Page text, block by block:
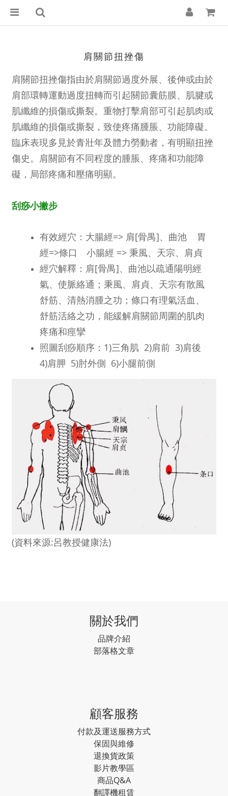
肩關節扭挫傷
肩關節扭挫傷指由於肩關節過度外展、後伸或由於
肩部環轉運動過度扭轉而引起關節囊筋膜、肌腱或
肌纖維的損傷或撕裂。重物打擊肩部可引起肌肉或
肌纖維的損傷或撕裂，致使疼痛腫脹、功能障礙。
臨床表現多見於青壯年及體力勞動者，有明顯扭挫
傷史。肩關節有不同程度的腫脹、疼痛和功能障
礙，局部疼痛和壓痛明顯。
刮痧小撇步
有效經穴：大腸經=> 肩[骨禺]、曲池 胃
經=>條口 小腸經 => 秉風、天宗、肩貞
經穴解釋：肩[骨禺]、曲池以疏通陽明經
氣、使脈絡通；秉風、肩貞、天宗有散風
舒筋、清熱消腫之功；條口有理氣活血、
舒筋活絡之功，能緩解肩關節周圍的肌肉
疼痛和痙攣
照圖刮痧順序：1)三角肌 2)肩前 3)肩後
4)肩胛 5)肘外側 6)小腿前側
(資料來源:呂教授健康法)
關於我們
品牌介紹
部落格文章
顧客服務
付款及運送服務方式
保固與維修
退換貨政策
影片教學區
商品Q&A
翻譯機租賃